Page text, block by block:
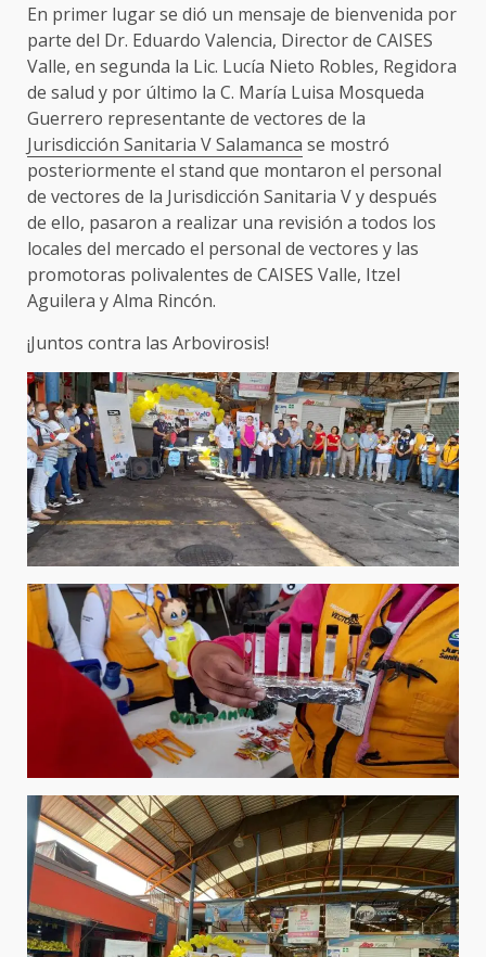
En primer lugar se dió un mensaje de bienvenida por
parte del Dr. Eduardo Valencia, Director de CAISES
Valle, en segunda la Lic. Lucía Nieto Robles, Regidora
de salud y por último la C. María Luisa Mosqueda
Guerrero representante de vectores de la
Jurisdicción Sanitaria V Salamanca se mostró
posteriormente el stand que montaron el personal
de vectores de la Jurisdicción Sanitaria V y después
de ello, pasaron a realizar una revisión a todos los
locales del mercado el personal de vectores y las
promotoras polivalentes de CAISES Valle, Itzel
Aguilera y Alma Rincón.
¡Juntos contra las Arbovirosis!